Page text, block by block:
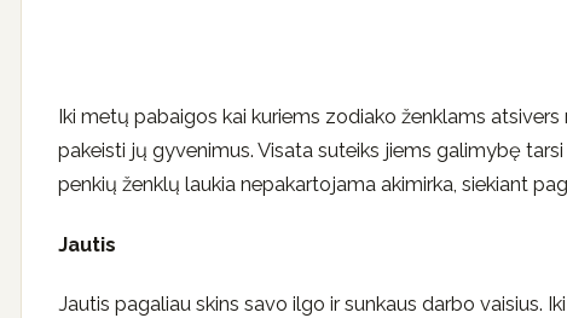
Iki metų pabaigos kai kuriems zodiako ženklams
pakeisti jų gyvenimus. Visata suteiks jiems galimybę
penkių ženklų laukia nepakartojama akimirka, siekiant
Jautis
Jautis pagaliau skins savo ilgo ir sunkaus darbo vaisius.